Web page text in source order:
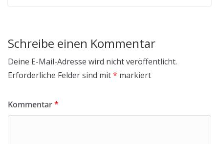
Schreibe einen Kommentar
Deine E-Mail-Adresse wird nicht veröffentlicht.
Erforderliche Felder sind mit* markiert
Kommentar*